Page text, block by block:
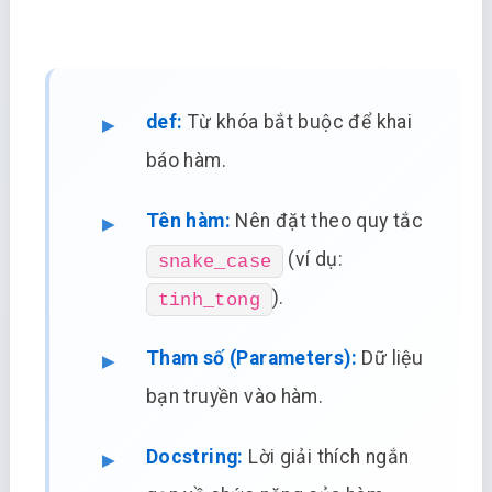
def: Từ khóa bắt buộc để khai
báo hàm.
Tên hàm: Nên đặt theo quy tắc
snake_case (ví dụ:
tinh_tong ).
Tham số (Parameters): Dữ liệu
bạn truyền vào hàm.
Docstring: Lời giải thích ngắn